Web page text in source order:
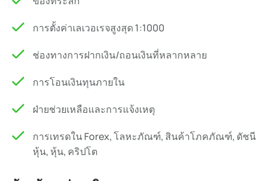
การตั้งค่าเลเวอเรจสูงสุด 1:1000
ช่องทางการฝากเงิน/ถอนเงินที่หลากหลาย
การโอนเงินทุนภายใน
ฝ่ายช่วยเหลือและการแจ้งเหตุ
การเทรดใน Forex, โลหะภัณฑ์, สินค้าโภคภัณฑ์, ดัชนี
หุ้น, หุ้น, คริปโต